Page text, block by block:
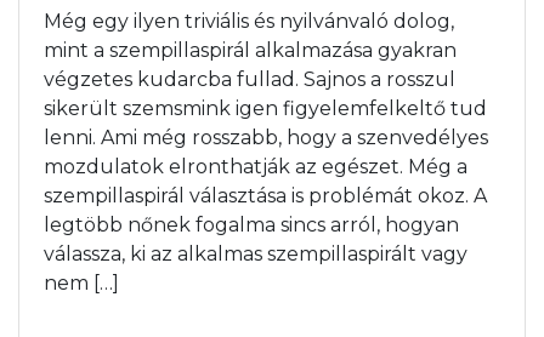
Még egy ilyen triviális és nyilvánvaló dolog,
mint a szempillaspirál alkalmazása gyakran
végzetes kudarcba fullad. Sajnos a rosszul
sikerült szemsmink igen figyelemfelkeltő tud
lenni. Ami még rosszabb, hogy a szenvedélyes
mozdulatok elronthatják az egészet. Még a
szempillaspirál választása is problémát okoz. A
legtöbb nőnek fogalma sincs arról, hogyan
válassza, ki az alkalmas szempillaspirált vagy
nem […]